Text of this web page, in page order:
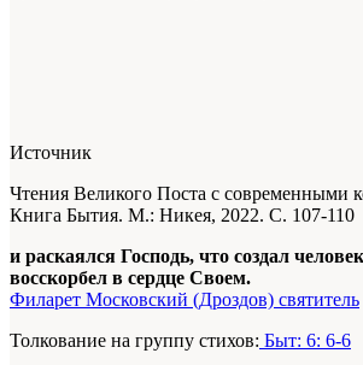
Источник
Чтения Великого Поста с современными
Книга Бытия. М.: Никея, 2022. С. 107-110
и раскаялся Господь, что создал
восскорбел в сердце Своем.
Филарет Московский (Дроздов) святитель
Толкование на группу стихов: Быт: 6: 6-6